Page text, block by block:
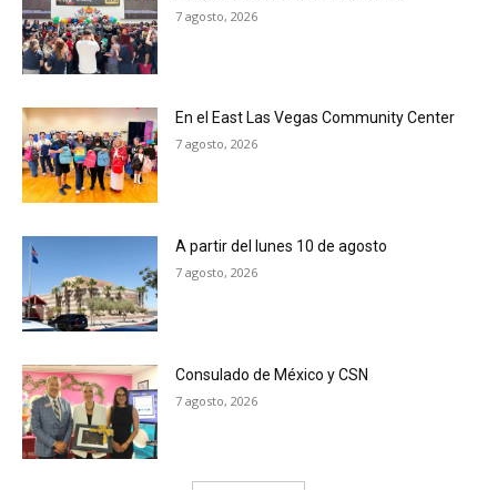
7 agosto, 2026
En el East Las Vegas Community Center
7 agosto, 2026
A partir del lunes 10 de agosto
7 agosto, 2026
Consulado de México y CSN
7 agosto, 2026